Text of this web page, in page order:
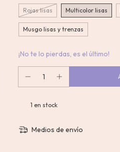
Rojas lisas Multicolor lisas
Musgo lisas y trenzas
¡No te lo pierdas, es el último!
1 en stock
Medios de envío